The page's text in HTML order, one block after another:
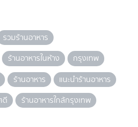
รวมร้านอาหาร
ร้านอาหารในห้าง
กรุงเทพ
ร้านอาหาร
แนะนำร้านอาหาร
ดี
ร้านอาหารใกล้กรุงเทพ